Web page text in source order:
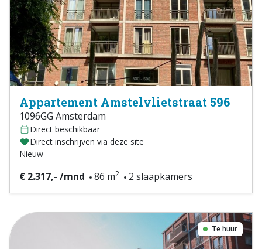
Appartement Amstelvlietstraat 596
1096GG Amsterdam
Direct beschikbaar
Direct inschrijven via deze site
Nieuw
€ 2.317,- /mnd 86 m2 2 slaapkamers
Te huur